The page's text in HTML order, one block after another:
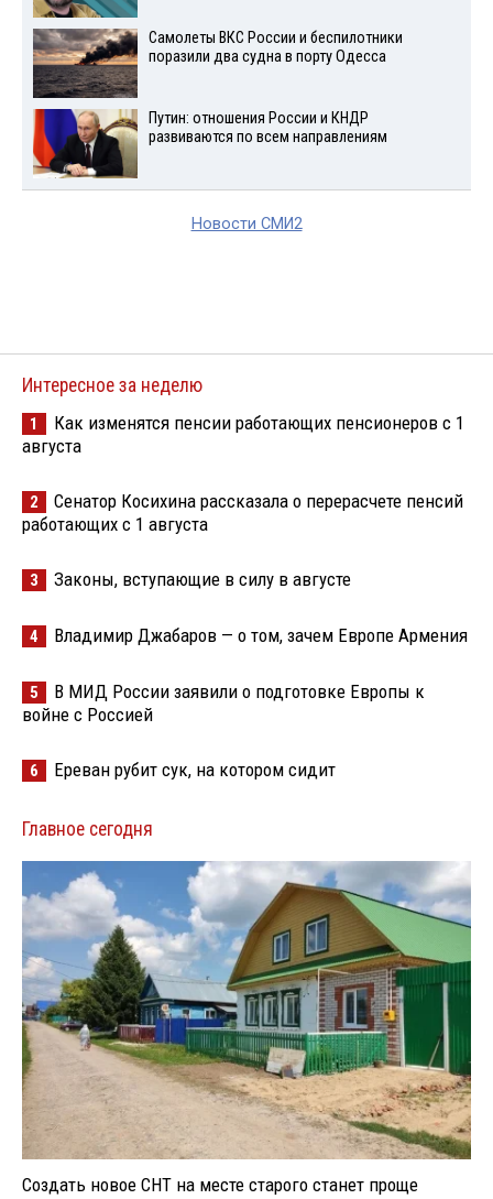
Самолеты ВКС России и беспилотники
поразили два судна в порту Одесса
Путин: отношения России и КНДР
развиваются по всем направлениям
Новости СМИ2
Интересное за неделю
1
Как изменятся пенсии работающих пенсионеров с 1
августа
2
Сенатор Косихина рассказала о перерасчете пенсий
работающих с 1 августа
3 Законы, вступающие в силу в августе
4 Владимир Джабаров — о том, зачем Европе Армения
5
В МИД России заявили о подготовке Европы к
войне с Россией
6 Ереван рубит сук, на котором сидит
Главное сегодня
Создать новое СНТ на месте старого станет проще